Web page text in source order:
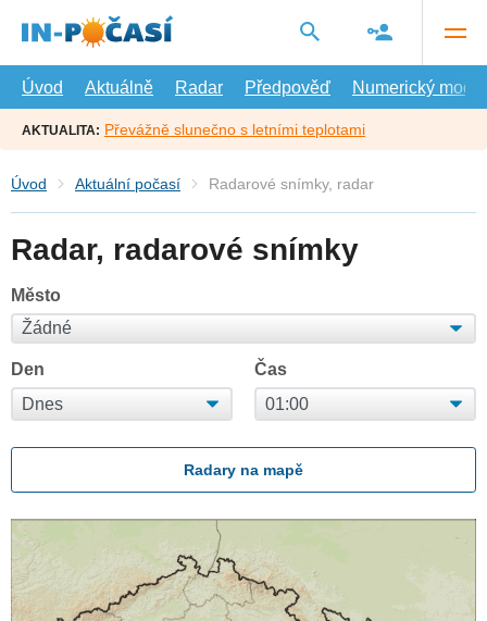
hlavní
Úvod
Aktuálně Radar Předpověď Numerický model
AKTUALITA: Převážně slunečno s letními teplotami
Úvod Aktuální počasí Radarové snímky, radar
Radar, radarové snímky
Město
Den Čas
Radary na mapě